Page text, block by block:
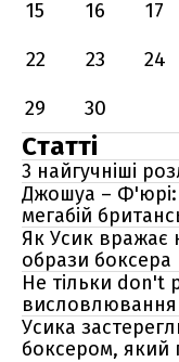
15
16 17
22
23 24
29
30
Статті
3 найгучніші
Джошуа – Ф'юрі:
мегабій
Як Усик вражає
образи боксера
Не тільки don't
висловлювання
Усика
боксером, який